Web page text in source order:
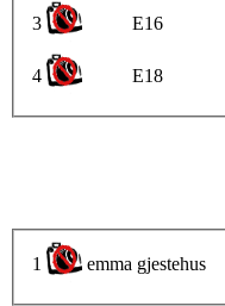
3 E16
4 E18
1 emma gjestehus